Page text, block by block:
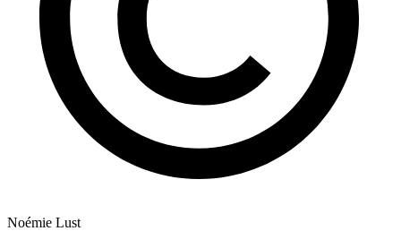
Noémie Lust